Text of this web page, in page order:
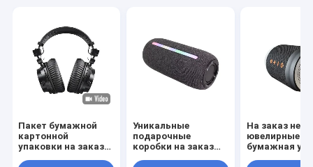
Пакет бумажной
картонной
упаковки на заказ
Уникальные
подарочные
коробки на заказ
На заказ
ювелирные
бумажная